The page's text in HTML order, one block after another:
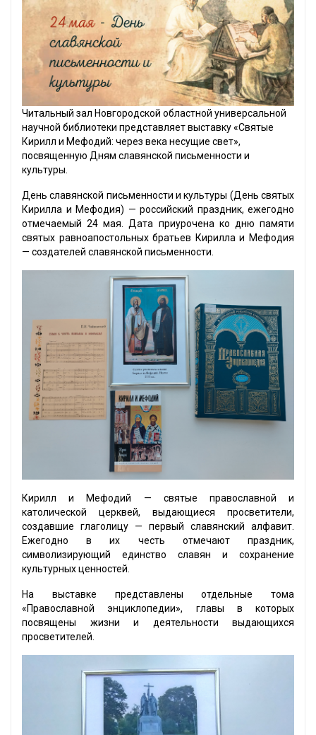
Читальный зал Новгородской областной универсальной
научной библиотеки представляет выставку «Святые
Кирилл и Мефодий: через века несущие свет»,
посвященную Дням славянской письменности и
культуры.
День славянской письменности и культуры (День святых
Кирилла и Мефодия) — российский праздник, ежегодно
отмечаемый 24 мая. Дата приурочена ко дню памяти
святых равноапостольных братьев Кирилла и Мефодия
— создателей славянской письменности.
Кирилл и Мефодий — святые православной и
католической церквей, выдающиеся просветители,
создавшие глаголицу — первый славянский алфавит.
Ежегодно в их честь отмечают праздник,
символизирующий единство славян и сохранение
культурных ценностей.
На выставке представлены отдельные тома
«Православной энциклопедии», главы в которых
посвящены жизни и деятельности выдающихся
просветителей.